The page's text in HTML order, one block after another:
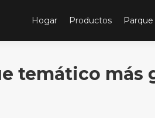
Hogar Productos
temático más